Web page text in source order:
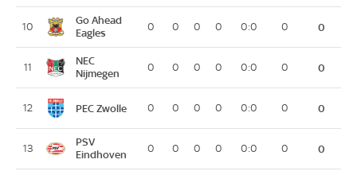
10
Go Ahead
Eagles
0 0 0 0 0:0 0 0
11
NEC
Nijmegen
0 0 0 0 0:0 0 0
12 PEC Zwolle 0 0 0 0 0:0 0 0
13
PSV
Eindhoven
0 0 0 0 0:0 0 0